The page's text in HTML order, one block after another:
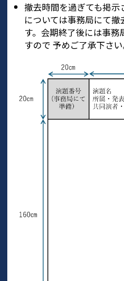
撤去時間を過ぎても掲示
については事務局にて撤
す。会期終了後には事務
すので 予めご了承下さい